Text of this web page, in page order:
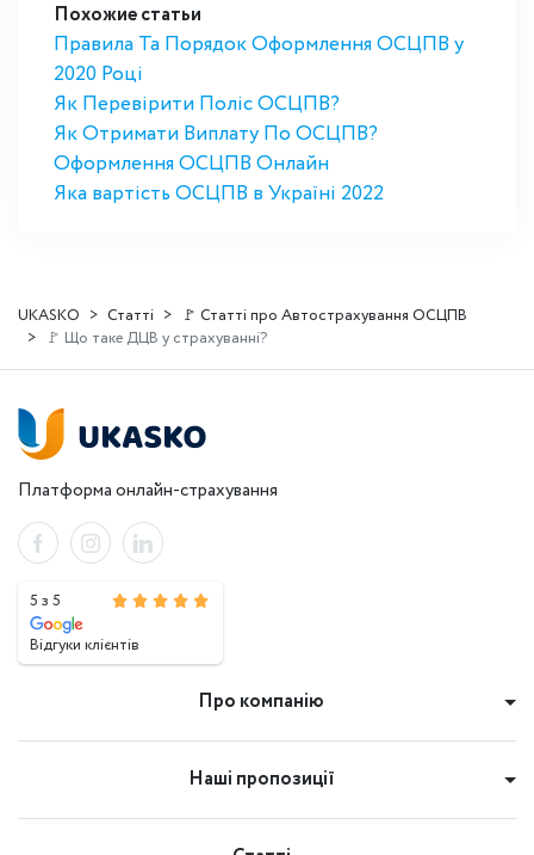
Похожие статьи
Правила Та Порядок Оформлення ОСЦПВ у
2020 Році
Як Перевірити Поліс ОСЦПВ?
Як Отримати Виплату По ОСЦПВ?
Оформлення ОСЦПВ Онлайн
Яка вартість ОСЦПВ в Україні 2022
UKASKO Статті
🚩 Статті про Автострахування ОСЦПВ
🚩 Що таке ДЦВ у страхуванні?
Платформа онлайн-страхування
5 з 5
Відгуки клієнтів
Про компанію
Наші пропозиції